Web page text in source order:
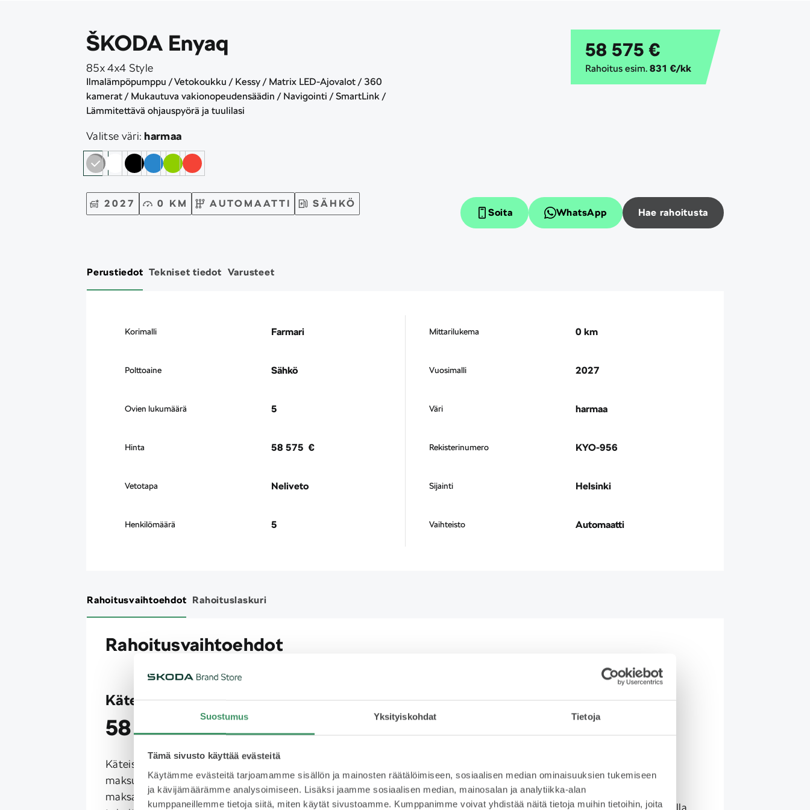
Suostumus Yksityiskohdat Tietoja
Tämä sivusto käyttää evästeitä
Käytämme evästeitä tarjoamamme sisällön ja mainosten räätälöimiseen, sosiaalisen median ominaisuuksien tukemiseen
ja kävijämäärämme analysoimiseen. Lisäksi jaamme sosiaalisen median, mainosalan ja analytiikka-alan
kumppaneillemme tietoja siitä, miten käytät sivustoamme. Kumppanimme voivat yhdistää näitä tietoja muihin tietoihin, joita
ŠKODA Enyaq
85x 4x4 Style
Ilmalämpöpumppu / Vetokoukku / Kessy / Matrix LED-Ajovalot / 360
kamerat / Mukautuva vakionopeudensäädin / Navigointi / SmartLink /
Lämmitettävä ohjauspyörä ja tuulilasi
Valitse väri:harmaa
58 575 €
Rahoitus esim. 831 €/kk
2027 0 KM AUTOMAATTI SÄHKÖ
Soita WhatsApp Hae rahoitusta
Perustiedot Tekniset tiedot Varusteet
Korimalli Farmari
Polttoaine Sähkö
Ovien lukumäärä 5
Hinta 58 575 €
Vetotapa Neliveto
Henkilömäärä 5
Mittarilukema 0 km
Vuosimalli 2027
Väri harmaa
Rekisterinumero KYO-956
Sijainti Helsinki
Vaihteisto Automaatti
Rahoitusvaihtoehdot Rahoituslaskuri
Rahoitusvaihtoehdot
Käteismaksu
58 575 €
Käteismaksu tarkoittaa
maksutapaa, jossa asiakas
maksaa autonsa suoraan
Rahoitus
831 € /kk
useaan erään ja maksat auton
sinulle sopivassa aikataulussa.
Yksityisleasing
Kysy
Käytetyn auton leasing on fiksu
valinta, jos haluat ajaa laadukkaalla